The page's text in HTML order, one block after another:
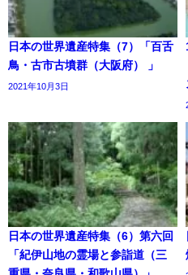
日本の世界遺産特集（7）「百舌
鳥・古市古墳群（大阪府） 」
2021年10月3日
日本の世界遺産特集（6）第六回
「紀伊山地の霊場と参詣道（三